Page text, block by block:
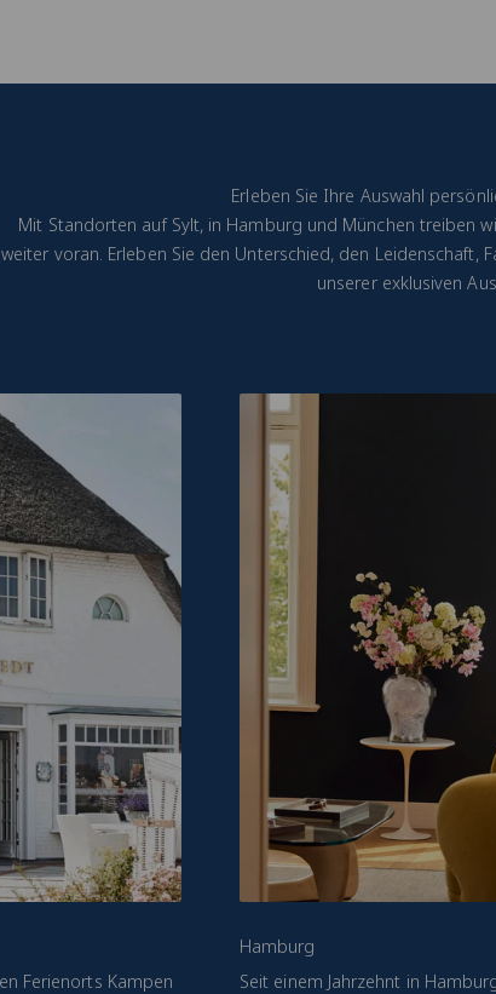
Erleben Sie Ihre Auswahl
Mit Standorten auf Sylt, in Hamburg und München treiben
weiter voran. Erleben Sie den Unterschied, den Leidenschaft,
unserer exklusiven
Ferienorts Kampen
Hamburg
Seit einem Jahrzehnt in